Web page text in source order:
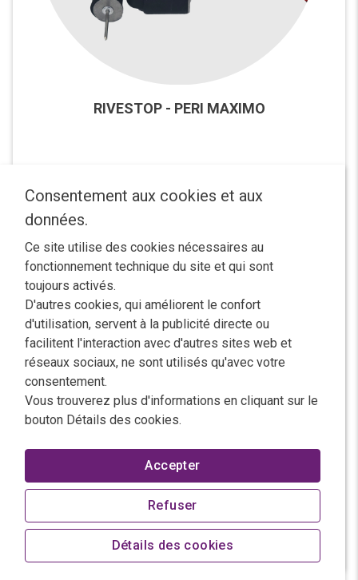
RIVESTOP - PERI MAXIMO
individuelle Wandstärken
Consentement aux cookies et aux
données.
Ce site utilise des cookies nécessaires au
fonctionnement technique du site et qui sont
toujours activés.
D'autres cookies, qui améliorent le confort
d'utilisation, servent à la publicité directe ou
facilitent l'interaction avec d'autres sites web et
réseaux sociaux, ne sont utilisés qu'avec votre
consentement.
Vous trouverez plus d'informations en cliquant sur le
bouton Détails des cookies.
Refuser
Accepter
Détails des cookies